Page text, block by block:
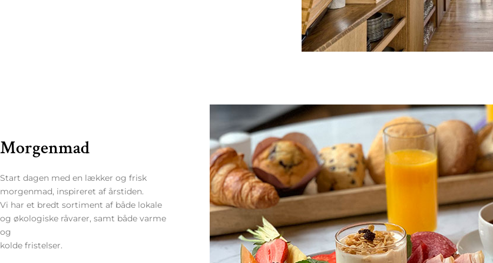
Morgenmad
Start dagen med en lækker og frisk
morgenmad, inspireret af årstiden.
Vi har et bredt sortiment af både lokale
og økologiske råvarer, samt både varme
og
kolde fristelser.